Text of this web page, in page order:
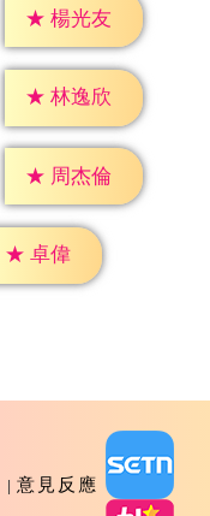
★ 楊光友
★ 林逸欣
★ 周杰倫
★ 卓偉
意見反應